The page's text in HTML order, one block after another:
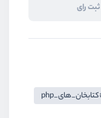
ثبت رای
کتابخان_های_php